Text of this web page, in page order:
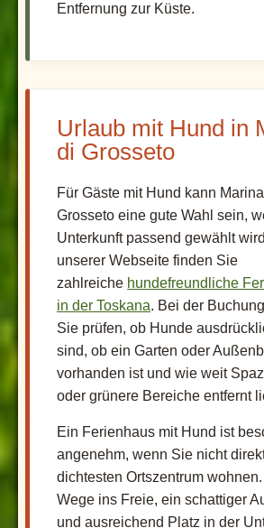
Entfernung zur Küste.
Urlaub mit Hund in
di Grosseto
Für Gäste mit Hund kann
Grosseto eine gute Wahl sein,
Unterkunft passend gewählt
unserer Webseite finden Sie
zahlreiche hundefreundliche
in der Toskana. Bei der
Sie prüfen, ob Hunde
sind, ob ein Garten oder
vorhanden ist und wie weit
oder grünere Bereiche entfernt
Ein Ferienhaus mit Hund ist
angenehm, wenn Sie nicht
dichtesten Ortszentrum
Wege ins Freie, ein schattiger
und ausreichend Platz in der